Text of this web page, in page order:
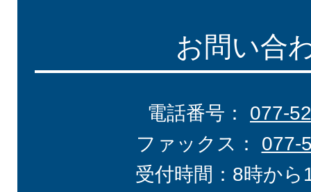
お問い合
電話番号： 077-
ファックス： 077-
受付時間：8時から